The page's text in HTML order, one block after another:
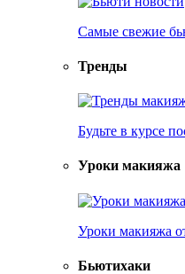
Самые свежие
Тренды
Будьте в курсе
Уроки макияжа
Уроки макияжа
Бьютихаки